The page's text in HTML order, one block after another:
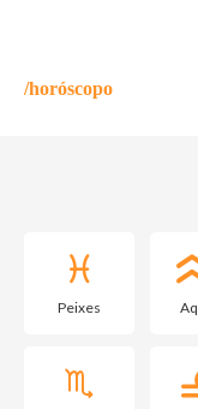
/horóscopo
Peixes